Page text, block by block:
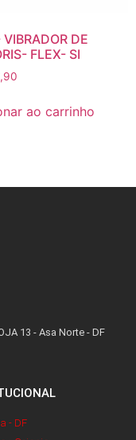
DE
FLEX- SI
ao carrinho
13 - Asa Norte - DF
- DF